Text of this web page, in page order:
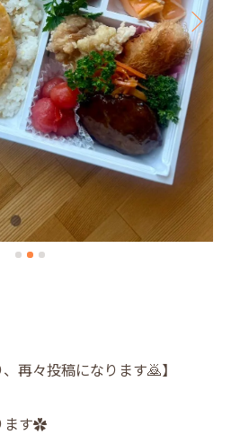
再々投稿になります🙇】
ます✿